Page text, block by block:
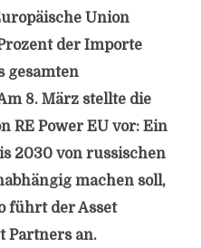
Union
der Importe
gesamten
8. März stellte die
RE Power EU vor: Ein
2030 von russischen
machen soll,
führt der Asset
Partners an.